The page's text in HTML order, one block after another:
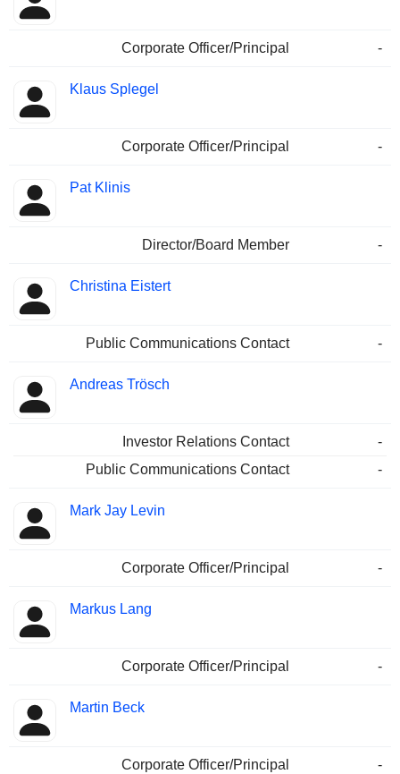
Corporate Officer/Principal -
Klaus Splegel
Corporate Officer/Principal -
Pat Klinis
Director/Board Member -
Christina Eistert
Public Communications Contact -
Andreas Trösch
Investor Relations Contact
-
Public Communications Contact
-
Mark Jay Levin
Corporate Officer/Principal -
Markus Lang
Corporate Officer/Principal -
Martin Beck
Corporate Officer/Principal -